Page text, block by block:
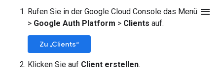
Rufen Sie in der Google Cloud Console das Menü menu
> Google Auth Platform > Clients auf.
Zu „Clients“
Klicken Sie auf Client erstellen.